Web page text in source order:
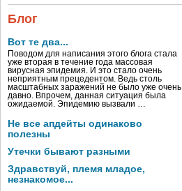
Блог
Вот те два...
Поводом для написания этого блога стала
уже вторая в течение года массовая
вирусная эпидемия. И это стало очень
неприятным прецедентом. Ведь столь
масштабных заражений не было уже очень
давно. Впрочем, данная ситуация была
ожидаемой. Эпидемию вызвали …
Не все апдейты одинаково
полезны
Утечки бывают разными
Здравствуй, племя младое,
незнакомое...